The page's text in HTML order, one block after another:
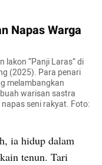
Napas Warga
lakon “Panji Laras” di
(2025). Para penari
melambangkan
warisan sastra
seni rakyat. Foto:
ia hidup dalam
tenun. Tari